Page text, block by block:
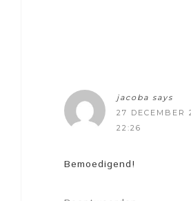
jacoba says
27 DECEMBER
22:26
Bemoedigend!